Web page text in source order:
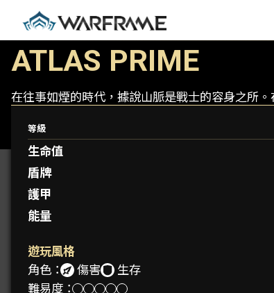
ATLAS PRIME
在往事如煙的時代，據說山脈是戰士的容身之所
等級
生命值
盾牌
護甲
能量
遊玩風格
角色：
傷害
生存
難易度：